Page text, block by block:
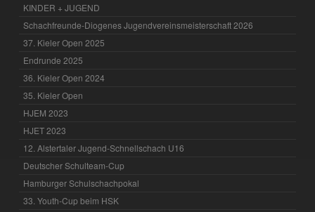
KINDER + JUGEND
Schachfreunde-Diogenes Jugendvereinsmeisterschaft 2026
37. Kieler Open 2025
Endrunde 2025
36. Kieler Open 2024
35. Kieler Open
HJEM 2023
HJET 2023
12. Alstertaler Jugend-Schnellschach U16
Deutscher Schulteam-Cup
Hamburger Schulschachpokal
33. Youth-Cup beim HSK